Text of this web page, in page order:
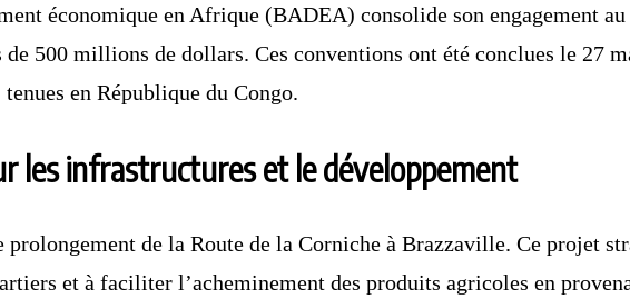
économique en Afrique (BADEA) consolide son engagement
500 millions de dollars. Ces conventions ont été conclues le 27
en République du Congo.
les infrastructures et le développement
de la Route de la Corniche à Brazzaville. Ce projet
et à faciliter l’acheminement des produits agricoles en